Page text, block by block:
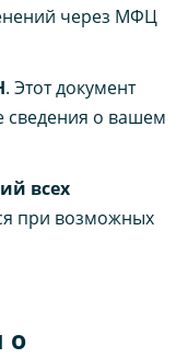
через МФЦ
. Этот документ
сведения о вашем
всех
при возможных
о